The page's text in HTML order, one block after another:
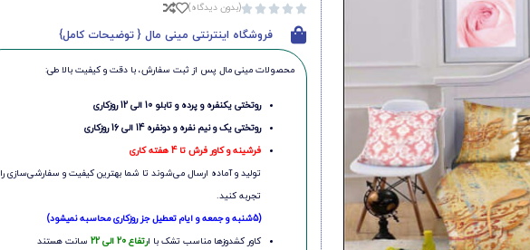




(بدون دیدگاه)
فروشگاه اینترنتی مینی مال { توضیحات کامل}
محصولات مینی‌ مال پس از ثبت سفارش، با دقت و کیفیت بالا طی:
روتختی یکنفره و پرده و تابلو 10 الی 12 روزکاری
روتختی یک و نیم نفره و دونفره 14 الی 16 روزکاری
فرشینه و کاور فرش تا 4 هفته کاری
تولید و آماده ارسال می‌شوند تا شما بهترین کیفیت و سفارشی‌سازی را
تجربه کنید.
(5شنبه و جمعه و ایام تعطیل جز روزکاری محاسبه نمیشود)
کاور کشدوزها مناسب تشک با ارتفاع 20 الی 22
سانت هستند